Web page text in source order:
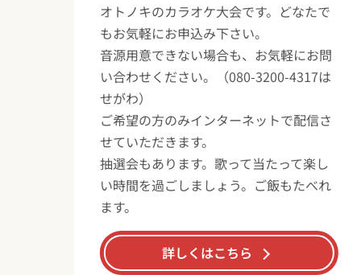
オトノキのカラオケ大会です。どなたで
もお気軽にお申込み下さい。
音源用意できない場合も、お気軽にお問
い合わせください。（080-3200-4317は
せがわ）
ご希望の方のみインターネットで配信さ
せていただきます。
抽選会もあります。歌って当たって楽し
い時間を過ごしましょう。ご飯もたべれ
ます。
詳しくはこちら